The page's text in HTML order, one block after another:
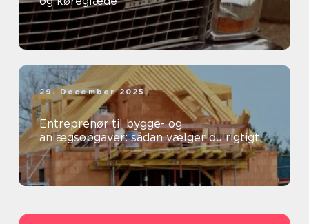
29. December 2025
Entreprenør til bygge- og
anlægsopgaver: sådan vælger du rigtigt